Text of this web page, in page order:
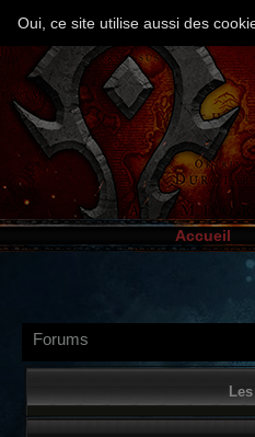
Accueil
Forums
Oui, ce site utilise aussi des